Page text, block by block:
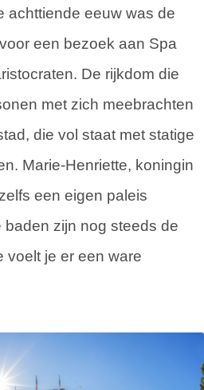
achttiende eeuw was de
een bezoek aan Spa
De rijkdom die
met zich meebrachten
die vol staat met statige
Marie-Henriette, koningin
een eigen paleis
baden zijn nog steeds de
voelt je er een ware